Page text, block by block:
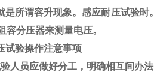
是所谓容升现象。感应耐压试验
容分压器来测量电压。
试验操作注意事项
人员应做好分工，明确相互间办